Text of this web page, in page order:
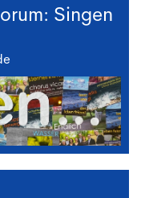
Singen